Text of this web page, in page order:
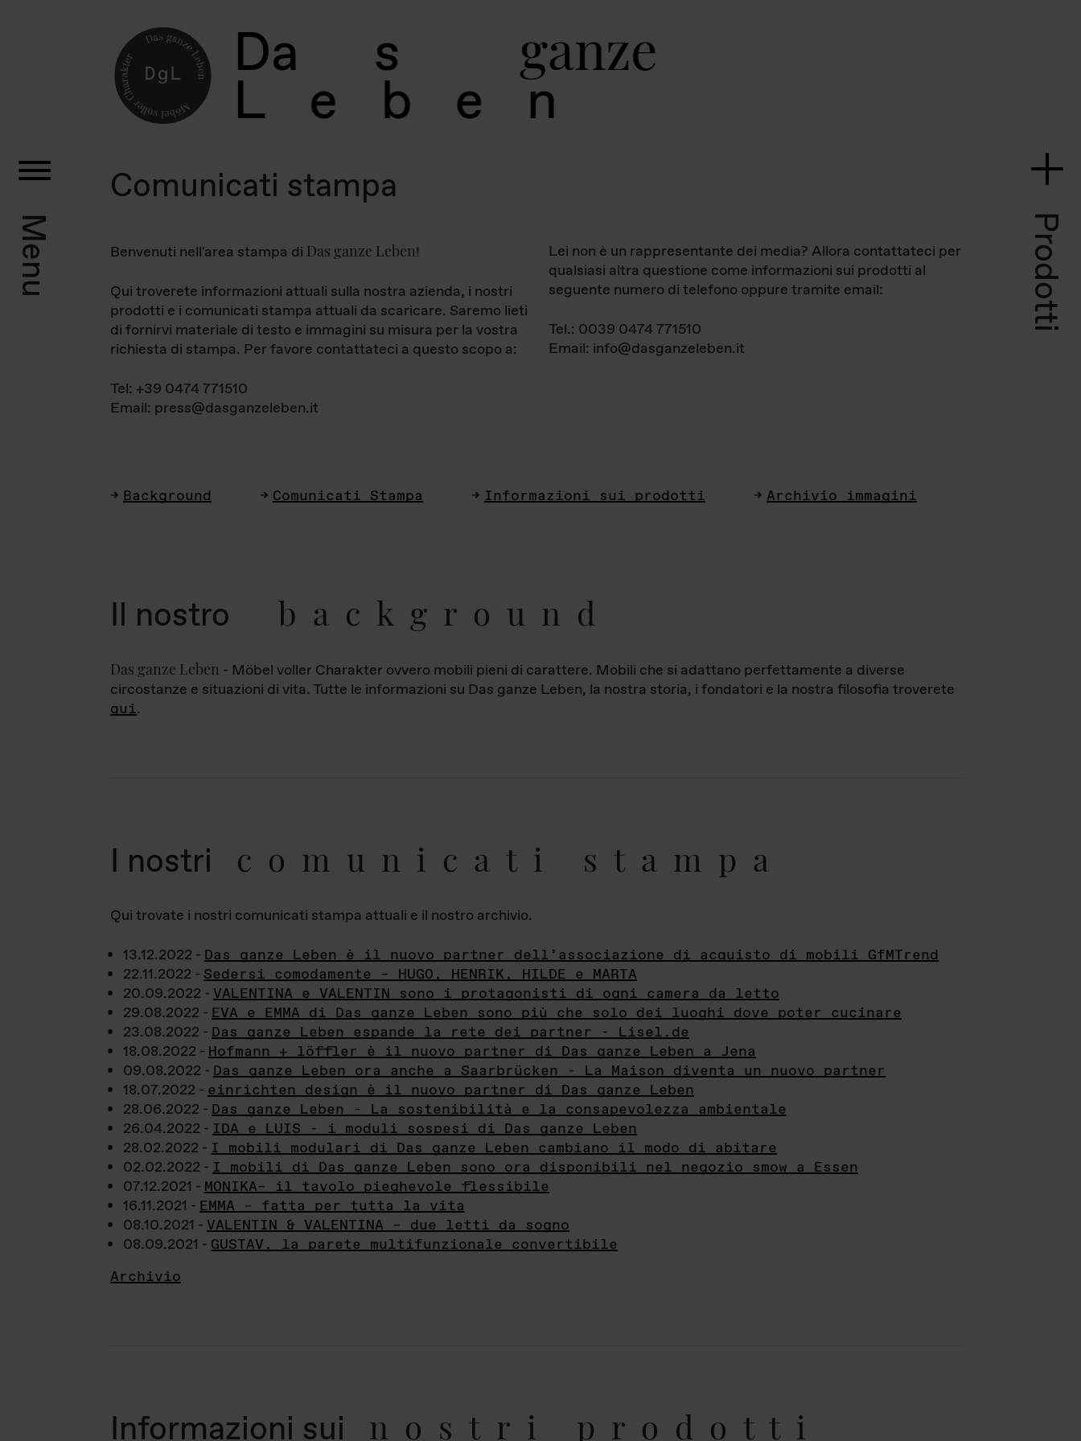
Da s ganz
L e b e
Menu Prodotti
Comunicati stampa
Benvenuti nell'area stampa di Das ganze Leben!
Qui troverete informazioni attuali sulla nostra azienda, i nostri
prodotti e i comunicati stampa attuali da scaricare. Saremo lieti
di fornirvi materiale di testo e immagini su misura per la vostra
richiesta di stampa. Per favore contattateci a questo scopo a:
Tel: +39 0474 771510
Email: press@dasganzeleben.it
Lei non è un rappresentante dei media? Allora contattateci per
qualsiasi altra questione come informazioni sui prodotti al
seguente numero di telefono oppure tramite email:
Tel.: 0039 0474 771510
Email: info@dasganzeleben.it
Background Comunicati Stampa Informazioni sui prodotti Archivio immagini
Il nostro background
Das ganze Leben - Möbel voller Charakter ovvero mobili pieni di carattere. Mobili che si adattano perfettamente a diverse
circostanze e situazioni di vita. Tutte le informazioni su Das ganze Leben, la nostra storia, i fondatori e la nostra filosofia troverete
qui.
I nostri comunicati stampa
Qui trovate i nostri comunicati stampa attuali e il nostro archivio.
13.12.2022 - Das ganze Leben è il nuovo partner dell’associazione di acquisto di mobili GfMTrend
22.11.2022 - Sedersi comodamente – HUGO, HENRIK, HILDE e MARTA
20.09.2022 - VALENTINA e VALENTIN sono i protagonisti di ogni camera da letto
29.08.2022 - EVA e EMMA di Das ganze Leben sono più che solo dei luoghi dove poter cucinare
23.08.2022 - Das ganze Leben espande la rete dei partner - Lisel.de
18.08.2022 - Hofmann + löffler è il nuovo partner di Das ganze Leben a Jena
09.08.2022 - Das ganze Leben ora anche a Saarbrücken - La Maison diventa un nuovo partner
18.07.2022 - einrichten design è il nuovo partner di Das ganze Leben
28.06.2022 - Das ganze Leben - La sostenibilità e la consapevolezza ambientale
26.04.2022 - IDA e LUIS - i moduli sospesi di Das ganze Leben
28.02.2022 - I mobili modulari di Das ganze Leben cambiano il modo di abitare
02.02.2022 - I mobili di Das ganze Leben sono ora disponibili nel negozio smow a Essen
07.12.2021 - MONIKA– il tavolo pieghevole flessibile
16.11.2021 - EMMA – fatta per tutta la vita
08.10.2021 - VALENTIN & VALENTINA – due letti da sogno
08.09.2021 - GUSTAV, la parete multifunzionale convertibile
Archivio
Informazioni sui nostri prodotti